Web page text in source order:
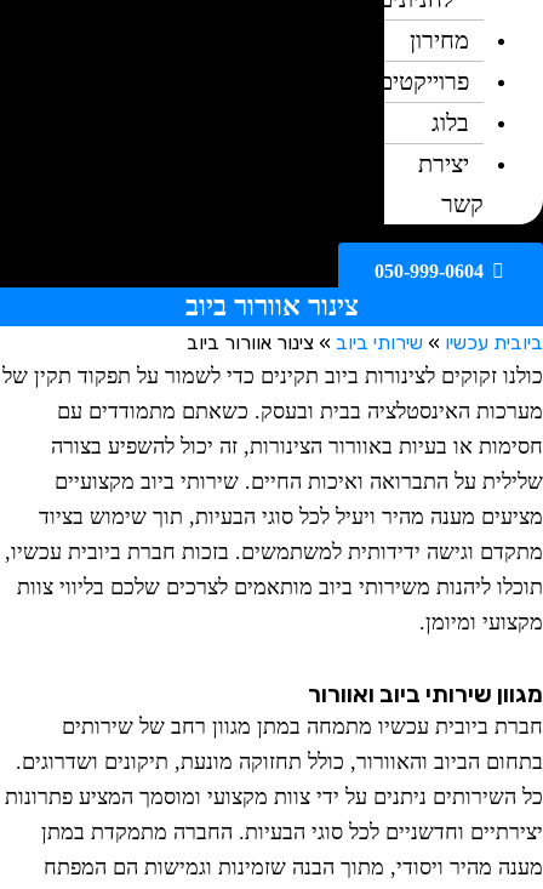
מחירון
פרוייקטים
בלוג
יצירת
קשר
050-999-0604
צינור אוורור ביוב
עכשיו»שירותי ביוב»צינור אוורור ביוב
זקוקים לצינורות ביוב תקינים כדי לשמור על תפקוד תקין של
האינסטלציה בבית ובעסק. כשאתם מתמודדים עם
או בעיות באוורור הצינורות, זה יכול להשפיע בצורה
על התברואה ואיכות החיים. שירותי ביוב מקצועיים
מענה מהיר ויעיל לכל סוגי הבעיות, תוך שימוש בציוד
וגישה ידידותית למשתמשים. בזכות חברת ביובית עכשיו,
ליהנות משירותי ביוב מותאמים לצרכים שלכם בליווי צוות
ומיומן.
שירותי ביוב ואוורור
ביובית עכשיו מתמחה במתן מגוון רחב של שירותים
הביוב והאוורור, כולל תחזוקה מונעת, תיקונים ושדרוגים.
ניתנים על ידי צוות מקצועי ומוסמך המציע פתרונות
וחדשניים לכל סוגי הבעיות. החברה מתמקדת במתן
מהיר ויסודי, מתוך הבנה שזמינות וגמישות הם המפתח